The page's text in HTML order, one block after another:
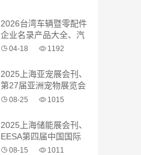
2026台湾车辆暨零配件
企业名录产品大全、汽
配 汽车零部件
04-18 1192
2025上海亚宠展会刊、
第27届亚洲宠物展览会
参展商名录
08-25 1015
2025上海储能展会刊、
EESA第四届中国国际
储能展览会参展商名录
08-15 1011